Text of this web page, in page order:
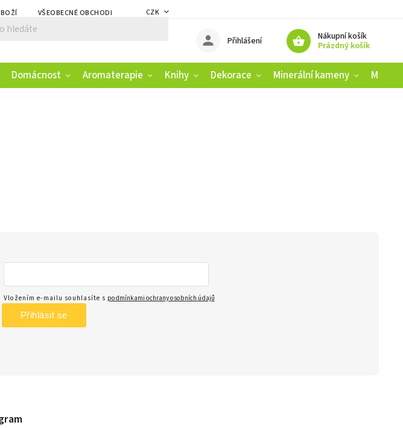
VŠEOBECNÉ OBCHODNÍ PODMÍNKY
CZK
Nákupní košík
Prázdný košík
Přihlášení
Domácnost Aromaterapie Knihy Dekorace Minerální kameny
Vložením e-mailu souhlasíte s podmínkami ochrany osobních údajů
Přihlásit se